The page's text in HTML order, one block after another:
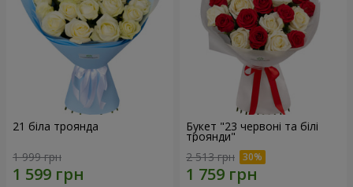
21 біла троянда
1 999 грн
Букет "23 червоні та білі
троянди"
2 513 грн